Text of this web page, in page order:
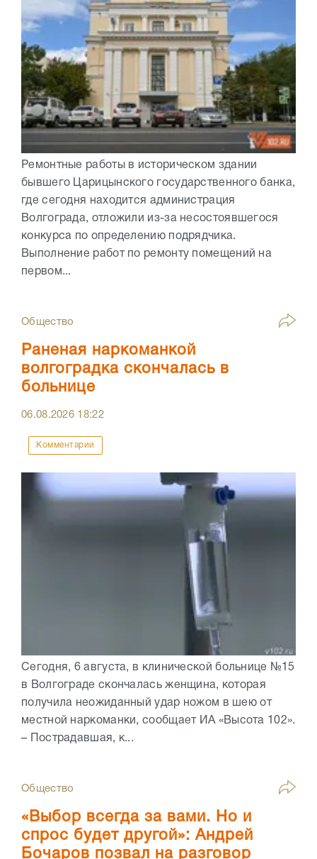
Ремонтные работы в историческом здании
бывшего Царицынского государственного банка,
где сегодня находится администрация
Волгограда, отложили из-за несостоявшегося
конкурса по определению подрядчика.
Выполнение работ по ремонту помещений на
первом...
Общество
Раненая наркоманкой
волгоградка скончалась в
больнице
06.08.2026 18:22
Комментарии
Сегодня, 6 августа, в клинической больнице №15
в Волгограде скончалась женщина, которая
получила неожиданный удар ножом в шею от
местной наркоманки, сообщает ИА «Высота 102».
– Пострадавшая, к...
Общество
«Выбор всегда за вами. Но и
спрос будет другой»: Андрей
Бочаров позвал на разговор